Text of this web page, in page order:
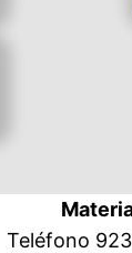
Teléfono